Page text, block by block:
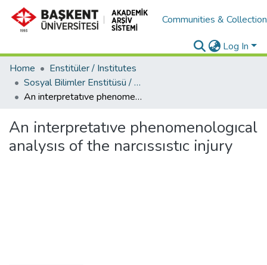
Communities &
Log In
Home
Enstitüler / Institutes
Sosyal Bilimler Enstitüsü / Social Sciences Institute
An interpretatıve phenomenologıcal analysıs of the narcıssıstıc injury
An interpretatıve phenomenologıcal
analysıs of the narcıssıstıc injury